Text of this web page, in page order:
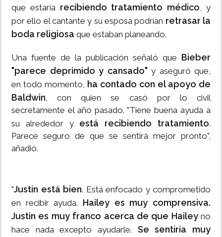
que estaría recibiendo tratamiento médico, y
por ello el cantante y su esposa podrían retrasar la
boda religiosa que estaban planeando.
Una fuente de la publicación señaló que Bieber
"parece deprimido y cansado" y aseguró que,
en todo momento, ha contado con el apoyo de
Baldwin, con quien se casó por lo civil
secretamente el año pasado. "Tiene buena ayuda a
su alrededor y está recibiendo tratamiento.
Parece seguro de que se sentirá mejor pronto",
añadió.
"Justin está bien. Está enfocado y comprometido
en recibir ayuda. Hailey es muy comprensiva.
Justin es muy franco acerca de que Haileyno
hace nada excepto ayudarle. Se sentiría muy